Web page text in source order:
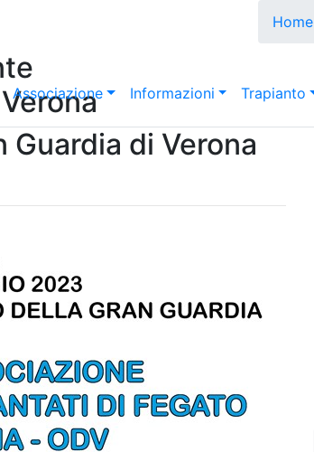
Associazione Informazioni Trapianto
Home
di Verona